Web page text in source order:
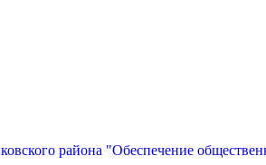
района "Обеспечение